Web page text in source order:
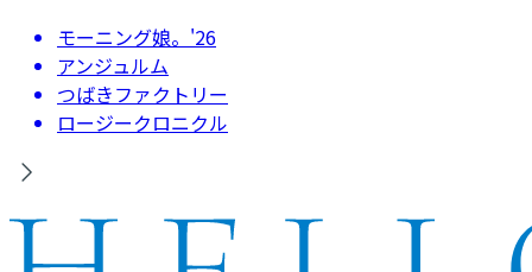
モーニング娘。'26
アンジュルム
つばきファクトリー
ロージークロニクル